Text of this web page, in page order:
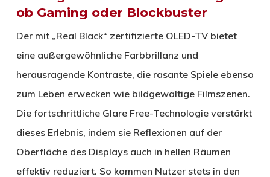
ob Gaming oder Blockbuster
Der mit „Real Black“ zertifizierte OLED-TV bietet
eine außergewöhnliche Farbbrillanz und
herausragende Kontraste, die rasante Spiele ebenso
zum Leben erwecken wie bildgewaltige Filmszenen.
Die fortschrittliche Glare Free-Technologie verstärkt
dieses Erlebnis, indem sie Reflexionen auf der
Oberfläche des Displays auch in hellen Räumen
effektiv reduziert. So kommen Nutzer stets in den